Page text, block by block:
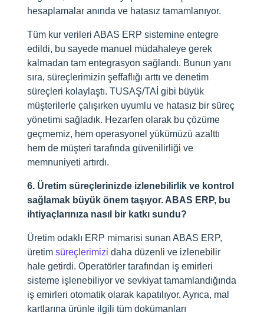
hesaplamalar anında ve hatasız tamamlanıyor.
Tüm kur verileri ABAS ERP sistemine entegre
edildi, bu sayede manuel müdahaleye gerek
kalmadan tam entegrasyon sağlandı. Bunun yanı
sıra, süreçlerimizin şeffaflığı arttı ve denetim
süreçleri kolaylaştı. TUSAŞ/TAİ gibi büyük
müşterilerle çalışırken uyumlu ve hatasız bir süreç
yönetimi sağladık. Hezarfen olarak bu çözüme
geçmemiz, hem operasyonel yükümüzü azalttı
hem de müşteri tarafında güvenilirliği ve
memnuniyeti artırdı.
6. Üretim süreçlerinizde izlenebilirlik ve kontrol
sağlamak büyük önem taşıyor. ABAS ERP, bu
ihtiyaçlarınıza nasıl bir katkı sundu?
Üretim odaklı ERP mimarisi sunan ABAS ERP,
üretim süreçlerimizi daha düzenli ve izlenebilir
hale getirdi. Operatörler tarafından iş emirleri
sisteme işlenebiliyor ve sevkiyat tamamlandığında
iş emirleri otomatik olarak kapatılıyor. Ayrıca, mal
kartlarına ürünle ilgili tüm dokümanları